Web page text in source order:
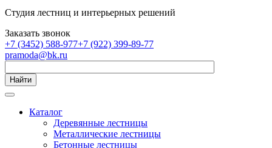
Студия лестниц и интерьерных решений
Заказать звонок
+7 (3452) 588-977+7 (922) 399-89-77
pramoda@bk.ru
Найти
Каталог
Деревянные лестницы
Металлические лестницы
Бетонные лестницы